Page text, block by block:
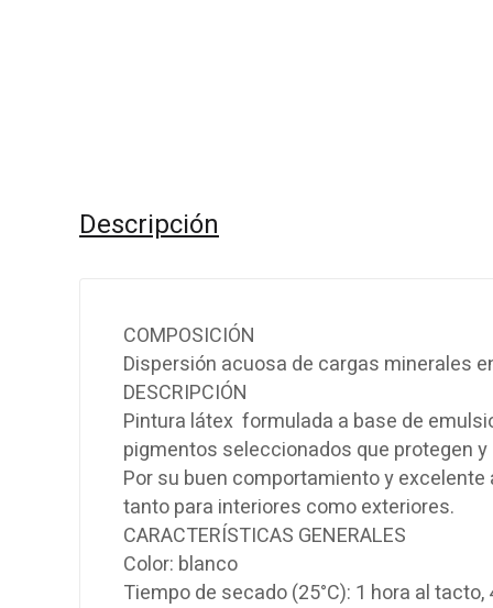
Descripción
COMPOSICIÓN
Dispersión acuosa de cargas minerales
DESCRIPCIÓN
Pintura látex formulada a base de
pigmentos seleccionados que protegen
Por su buen comportamiento y
tanto para interiores como exteriores.
CARACTERÍSTICAS GENERALES
Color: blanco
Tiempo de secado (25°C): 1 hora al